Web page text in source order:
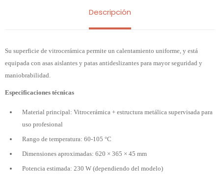
Descripción
Su superficie de vitrocerámica permite un calentamiento uniforme, y está
equipada con asas aislantes y patas antideslizantes para mayor seguridad y
maniobrabilidad.
Especificaciones técnicas
Material principal: Vitrocerámica + estructura metálica supervisada para
uso profesional
Rango de temperatura: 60-105 °C
Dimensiones aproximadas: 620 × 365 × 45 mm
Potencia estimada: 230 W (dependiendo del modelo)